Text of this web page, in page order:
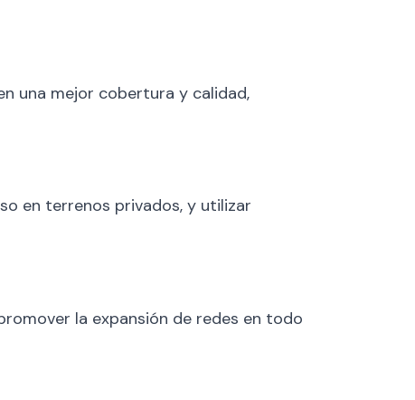
una mejor cobertura y calidad,
en terrenos privados, y utilizar
la expansión de redes en todo